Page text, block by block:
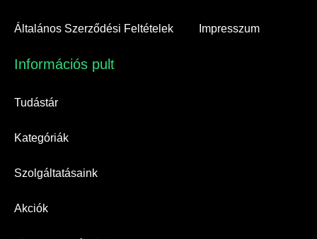
Általános Szerződési Feltételek Impresszum
Információs pult​
Tudástár
Kategóriák
Szolgáltatásaink
Akciók